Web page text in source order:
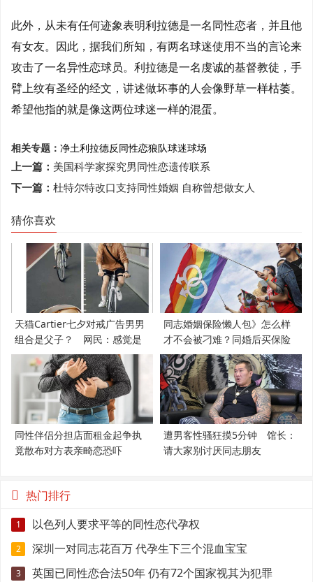
此外，从未有任何迹象表明利拉德是一名同性恋者，并且他
有女友。因此，据我们所知，有两名球迷使用不当的言论来
攻击了一名异性恋球员。利拉德是一名虔诚的基督教徒，手
臂上纹有圣经的经文，讲述做坏事的人会像野草一样枯萎。
希望他指的就是像这两位球迷一样的混蛋。
相关专题： 净土利拉德反同性恋狼队球迷球场
上一篇： 美国科学家探究男同性恋遗传联系
下一篇： 杜特尔特改口支持同性婚姻 自称曾想做女人
猜你喜欢
天猫Cartier七夕对戒广告男男
组合是父子？ 网民：感觉是
支持LGBT
同志婚姻保险懒人包》怎么样
才不会被刁难？同婚后买保险
必知5件事
同性伴侣分担店面租金起争执
竟散布对方表亲畸恋恐吓
遭男客性骚狂摸5分钟 馆长：
请大家别讨厌同志朋友
热门排行
1 以色列人要求平等的同性恋代孕权
2 深圳一对同志花百万 代孕生下三个混血宝宝
3 英国已同性恋合法50年 仍有72个国家视其为犯罪